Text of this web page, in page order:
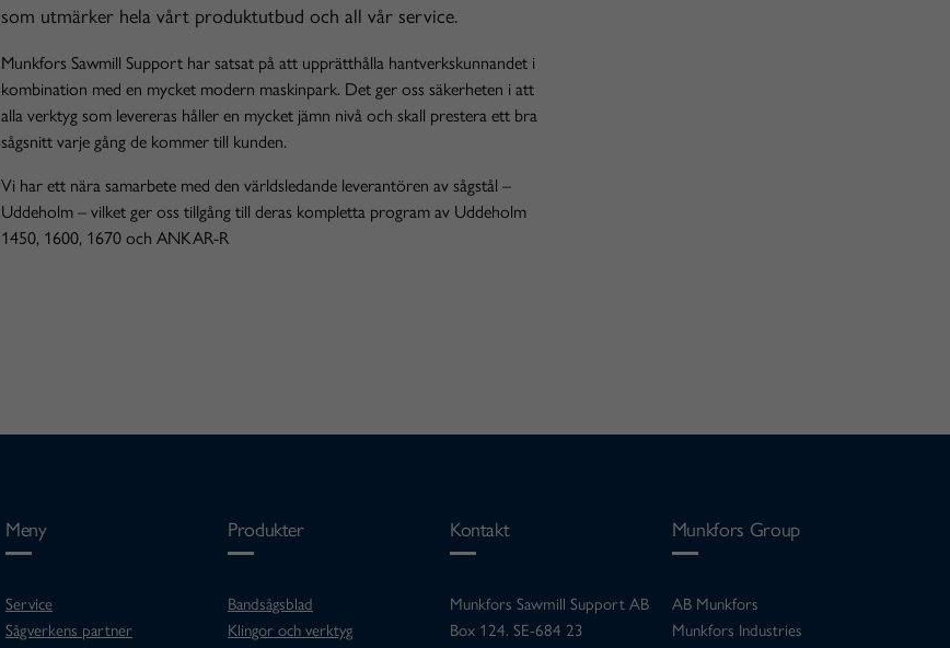
som utmärker hela vårt produktutbud och all vår service.
Munkfors Sawmill Support har satsat på att upprätthålla hantverkskunnandet i
kombination med en mycket modern maskinpark. Det ger oss säkerheten i att
alla verktyg som levereras håller en mycket jämn nivå och skall prestera ett bra
sågsnitt varje gång de kommer till kunden.
Vi har ett nära samarbete med den världsledande leverantören av sågstål –
Uddeholm – vilket ger oss tillgång till deras kompletta program av Uddeholm
1450, 1600, 1670 och ANKAR-R
Meny
Service
Sågverkens partner
Produkter
Bandsågsblad
Klingor och verktyg
Kontakt
Munkfors Sawmill Support AB
Box 124. SE-684 23
Munkfors Group
AB Munkfors
Munkfors Industries